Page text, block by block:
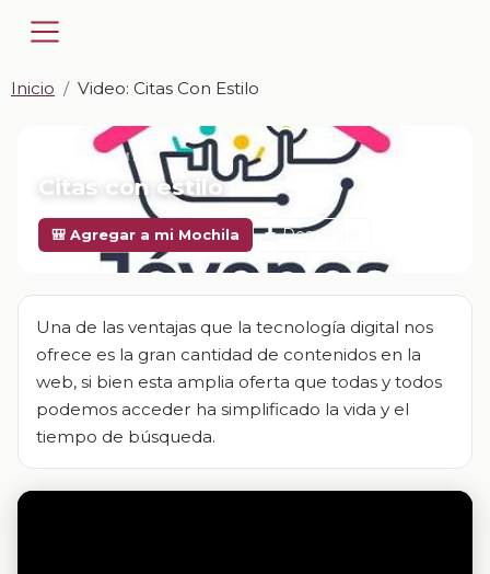
Inicio Video: Citas Con Estilo
📎 VIDEO · MP4
Citas con estilo
🎒 Agregar a mi Mochila Descargar
Una de las ventajas que la tecnología digital nos
ofrece es la gran cantidad de contenidos en la
web, si bien esta amplia oferta que todas y todos
podemos acceder ha simplificado la vida y el
tiempo de búsqueda.